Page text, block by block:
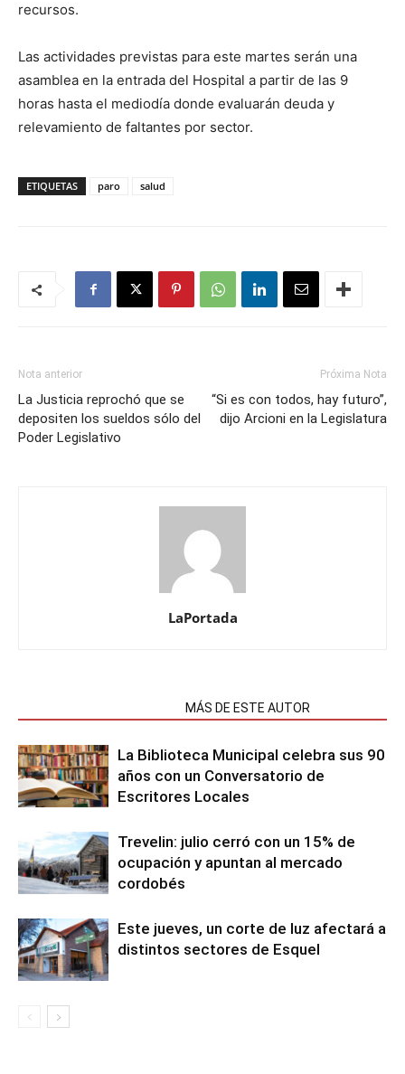
recursos.
Las actividades previstas para este martes serán una
asamblea en la entrada del Hospital a partir de las 9
horas hasta el mediodía donde evaluarán deuda y
relevamiento de faltantes por sector.
ETIQUETAS paro salud
Nota anterior
La Justicia reprochó que se
depositen los sueldos sólo del
Poder Legislativo
Próxima Nota
“Si es con todos, hay futuro”,
dijo Arcioni en la Legislatura
LaPortada
MÁS DE ESTE AUTOR
La Biblioteca Municipal celebra sus 90
años con un Conversatorio de
Escritores Locales
Trevelin: julio cerró con un 15% de
ocupación y apuntan al mercado
cordobés
Este jueves, un corte de luz afectará a
distintos sectores de Esquel